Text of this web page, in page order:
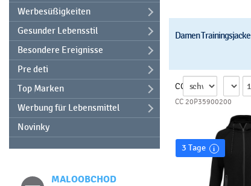
Werbesüßigkeiten
Gesunder Lebensstil
Besondere Ereignisse
Pre deti
Top Marken
Werbung für Lebensmittel
Novinky
MALOOBCHOD
Damen Trainingsjacke
CC
CC 20P35900200
3 Tage